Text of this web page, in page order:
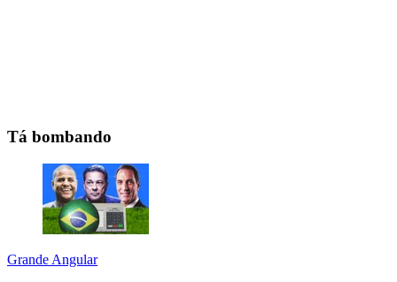
Tá bombando
Grande Angular